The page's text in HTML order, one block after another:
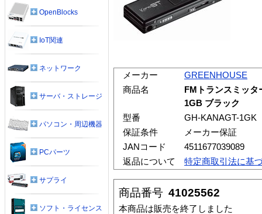
メーカー
GREENHOUSE
商品名
FMトランスミッ
1GB ブラック
型番
GH-KANAGT-1GK
保証条件
メーカー保証
JANコード
4511677039089
返品について
特定商取引法に基
商品番号 41025562
本商品は販売を終了しました
OpenBlocks
IoT関連
ネットワーク
サーバ・ストレージ
パソコン・周辺機器
PCパーツ
サプライ
ソフト・ライセンス